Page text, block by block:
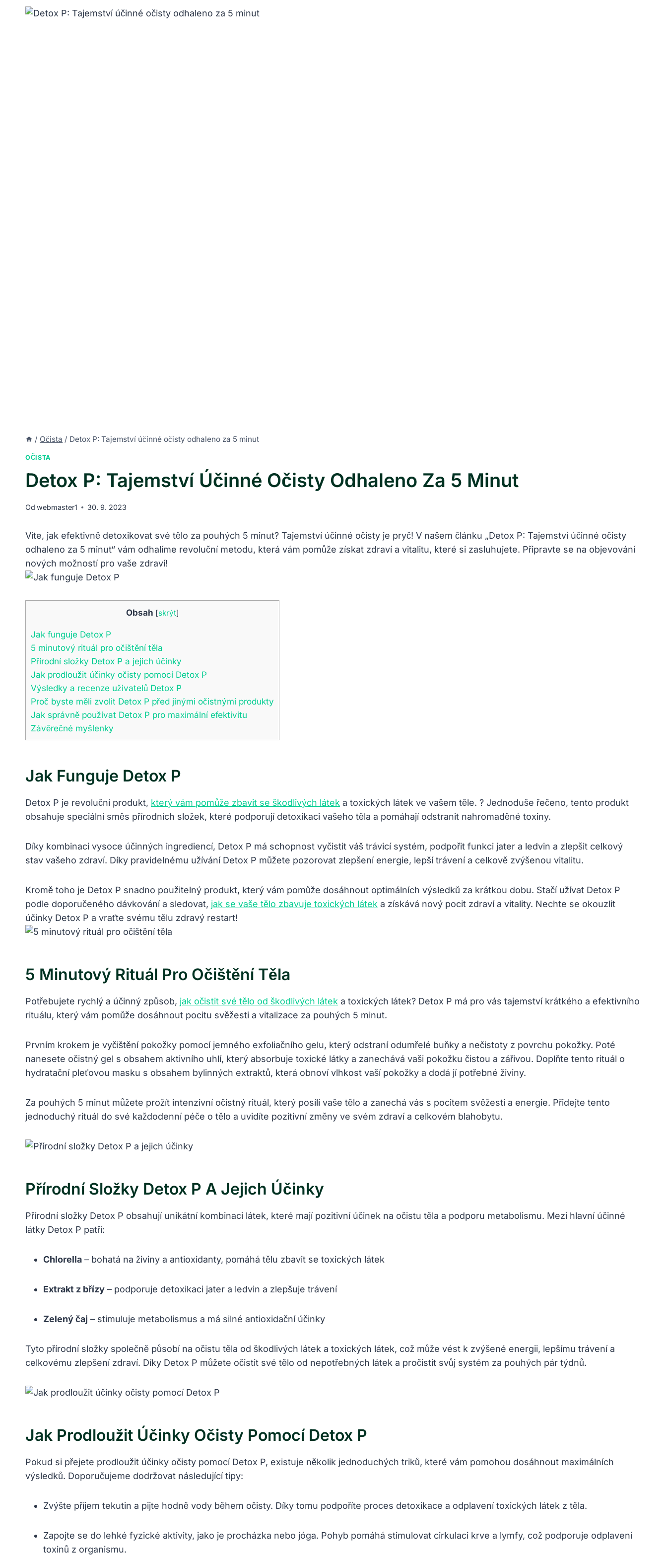
/ Očista / Detox P: Tajemství účinné očisty odhaleno za 5 minut
OČISTA
Detox P: Tajemství Účinné Očisty Odhaleno Za 5 Minut
Od webmaster1 30. 9. 2023
Víte, jak efektivně detoxikovat své tělo za pouhých 5 minut? Tajemství účinné očisty je pryč! V našem článku „Detox P: Tajemství účinné očisty
odhaleno za 5 minut“ vám odhalíme revoluční metodu, která vám pomůže získat zdraví a vitalitu, které si zasluhujete. Připravte se na objevování
nových možností pro vaše zdraví!
Obsah [skrýt]
Jak funguje Detox P
5 minutový rituál pro očištění těla
Přírodní složky Detox P a jejich účinky
Jak prodloužit účinky očisty pomocí Detox P
Výsledky a recenze uživatelů Detox P
Proč byste měli zvolit Detox P před jinými očistnými produkty
Jak správně používat Detox P pro maximální efektivitu
Závěrečné myšlenky
Jak Funguje Detox P
Detox P je revoluční produkt, který vám pomůže zbavit se škodlivých látek a toxických látek ve vašem těle. ? Jednoduše řečeno, tento produkt
obsahuje speciální směs přírodních složek, které podporují detoxikaci vašeho těla a pomáhají odstranit nahromaděné toxiny.
Díky kombinaci vysoce účinných ingrediencí, Detox P má schopnost vyčistit váš trávicí systém, podpořit funkci jater a ledvin a zlepšit celkový
stav vašeho zdraví. Díky pravidelnému užívání Detox P můžete pozorovat zlepšení energie, lepší trávení a celkově zvýšenou vitalitu.
Kromě toho je Detox P snadno použitelný produkt, který vám pomůže dosáhnout optimálních výsledků za krátkou dobu. Stačí užívat Detox P
podle doporučeného dávkování a sledovat, jak se vaše tělo zbavuje toxických látek a získává nový pocit zdraví a vitality. Nechte se okouzlit
účinky Detox P a vraťte svému tělu zdravý restart!
5 Minutový Rituál Pro Očištění Těla
Potřebujete rychlý a účinný způsob, jak očistit své tělo od škodlivých látek a toxických látek? Detox P má pro vás tajemství krátkého a efektivního
rituálu, který vám pomůže dosáhnout pocitu svěžesti a vitalizace za pouhých 5 minut.
Prvním krokem je vyčištění pokožky pomocí jemného exfoliačního gelu, který odstraní odumřelé buňky a nečistoty z povrchu pokožky. Poté
nanesete očistný gel s obsahem aktivního uhlí, který absorbuje toxické látky a zanechává vaši pokožku čistou a zářivou. Doplňte tento rituál o
hydratační pleťovou masku s obsahem bylinných extraktů, která obnoví vlhkost vaší pokožky a dodá jí potřebné živiny.
Za pouhých 5 minut můžete prožít intenzivní očistný rituál, který posílí vaše tělo a zanechá vás s pocitem svěžesti a energie. Přidejte tento
jednoduchý rituál do své každodenní péče o tělo a uvidíte pozitivní změny ve svém zdraví a celkovém blahobytu.
Přírodní Složky Detox P A Jejich Účinky
Přírodní složky Detox P obsahují unikátní kombinaci látek, které mají pozitivní účinek na očistu těla a podporu metabolismu. Mezi hlavní účinné
látky Detox P patří:
Chlorella – bohatá na živiny a antioxidanty, pomáhá tělu zbavit se toxických látek
Extrakt z břízy – podporuje detoxikaci jater a ledvin a zlepšuje trávení
Zelený čaj – stimuluje metabolismus a má silné antioxidační účinky
Tyto přírodní složky společně působí na očistu těla od škodlivých látek a toxických látek, což může vést k zvýšené energii, lepšímu trávení a
celkovému zlepšení zdraví. Díky Detox P můžete očistit své tělo od nepotřebných látek a pročistit svůj systém za pouhých pár týdnů.
Jak Prodloužit Účinky Očisty Pomocí Detox P
Pokud si přejete prodloužit účinky očisty pomocí Detox P, existuje několik jednoduchých triků, které vám pomohou dosáhnout maximálních
výsledků. Doporučujeme dodržovat následující tipy:
Zvýšte příjem tekutin a pijte hodně vody během očisty. Díky tomu podpoříte proces detoxikace a odplavení toxických látek z těla.
Zapojte se do lehké fyzické aktivity, jako je procházka nebo jóga. Pohyb pomáhá stimulovat cirkulaci krve a lymfy, což podporuje odplavení
toxinů z organismu.